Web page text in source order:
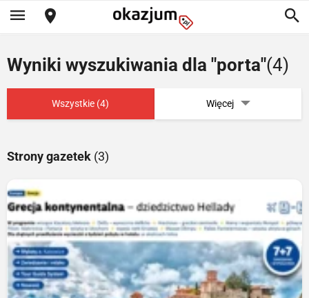
Wyniki wyszukiwania dla "porta"(4)
Wszystkie (4) Więcej
Strony gazetek (3)